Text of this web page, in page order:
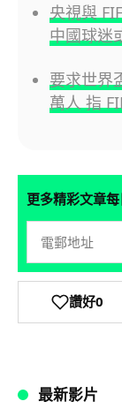
央視與
中國球迷
要求世界
萬人 指
更多精彩文章
讚好0
最新影片